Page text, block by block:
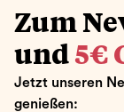
Zum
und 5€
Jetzt unseren
genießen: